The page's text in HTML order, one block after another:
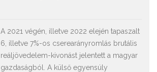
A 2021 végén, illetve 2022 elején tapaszalt
6, illetve 7%-os cserearányromlás brutális
reáljövedelem-kivonást jelentett a magyar
gazdaságból. A külső egyensúly